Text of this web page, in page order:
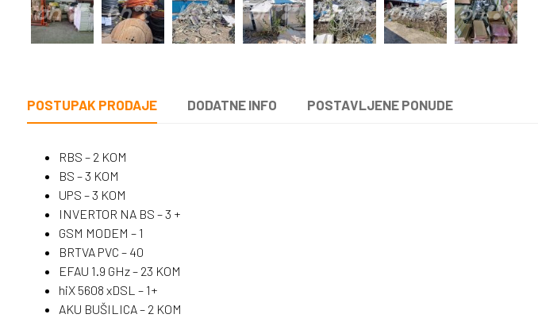
POSTUPAK PRODAJE DODATNE INFO POSTAVLJENE PONUDE
RBS – 2 KOM
BS – 3 KOM
UPS – 3 KOM
INVERTOR NA BS – 3 +
GSM MODEM – 1
BRTVA PVC – 40
EFAU 1.9 GHz – 23 KOM
hiX 5608 xDSL – 1+
AKU BUŠILICA – 2 KOM